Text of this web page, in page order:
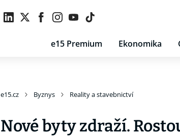
e15 Premium Ekonomika
e15.cz Byznys Reality a stavebnictví
Nové byty zdraží.